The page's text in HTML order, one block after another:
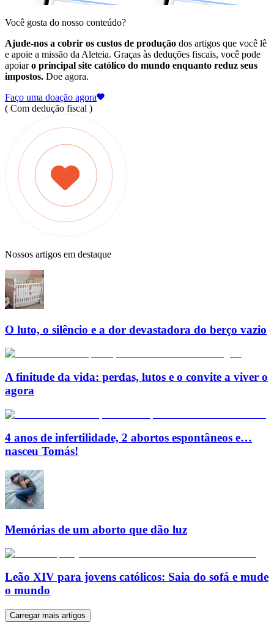
Você gosta do nosso conteúdo?
Ajude-nos a cobrir os custos de produção dos artigos que você lê
e apoie a missão da Aleteia. Graças às deduções fiscais, você pode
apoiaro principal site católico do mundo enquanto reduz seus
impostos. Doe agora.
Faço uma doação agora
( Com dedução fiscal )
Nossos artigos em destaque
O luto, o silêncio e a dor devastadora do berço vazio
A finitude da vida: perdas, lutos e o convite a viver o
agora
4 anos de infertilidade, 2 abortos espontâneos e…
nasceu Tomás!
Memórias de um aborto que dão luz
Leão XIV para jovens católicos: Saia do sofá e mude
o mundo
Carregar mais artigos